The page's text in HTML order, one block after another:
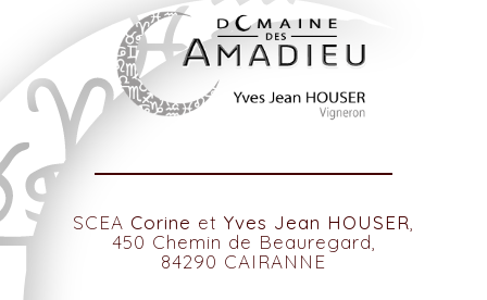
SCEA Corine et Yves Jean HOUSER
450 Chemin de Beauregard,
84290 CAIRANNE